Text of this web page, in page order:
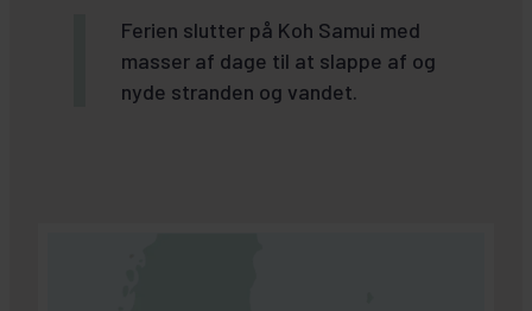
Ferien slutter på Koh Samui med
masser af dage til at slappe af og
nyde stranden og vandet.